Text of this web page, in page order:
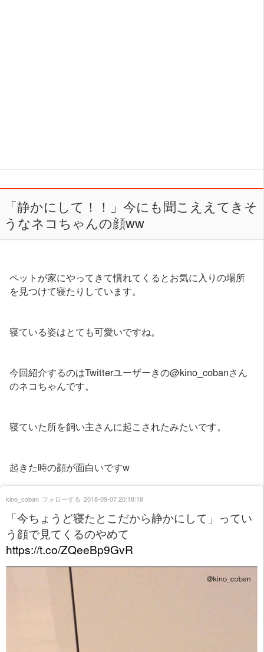
「静かにして！！」今にも聞こええてきそ
うなネコちゃんの顔ww
ペットが家にやってきて慣れてくるとお気に入りの場所
を見つけて寝たりしています。
寝ている姿はとても可愛いですね。
今回紹介するのはTwitterユーザーきの@kino_cobanさん
のネコちゃんです。
寝ていた所を飼い主さんに起こされたみたいです。
起きた時の顔が面白いですw
「今ちょうど寝たとこだから静かにして」ってい
う顔で見てくるのやめて
https://t.co/ZQeeBp9GvR
kino_coban フォローする 2018-09-07 20:18:18